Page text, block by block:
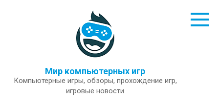
Мир компьютерных игр
Компьютерные игры, обзоры, прохождение игр,
игровые новости